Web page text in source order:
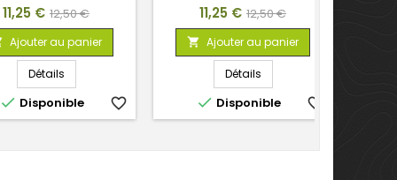
Prix
11,25 € Prix
de
base
12,50 €
Ajouter au panier
Détails
 Disponible favorite_border
Prix
11,25 € Prix
de
base
12,50 €
 Ajouter au panier
Détails
 Disponible favorite_border